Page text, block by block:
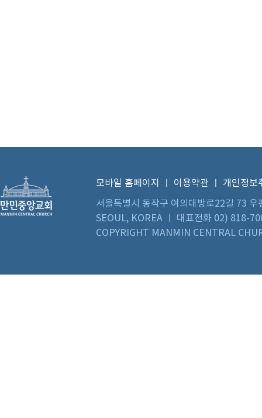
모바일 홈페이지 이용약관
개인정보
서울특별시 동작구 여의대방로22길 73
SEOUL, KOREA ㅣ 대표전화 02) 818-
COPYRIGHT MANMIN CENTRAL